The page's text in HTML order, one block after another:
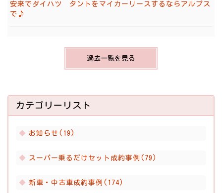
安来でダイハツ タントをマイカーリースするならアルプス
で♪
過去一覧を見る
カテゴリーリスト
お知らせ(19)
スーパー乗るだけセット成約事例(79)
新車・中古車成約事例(174)